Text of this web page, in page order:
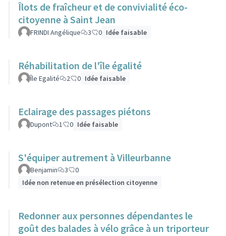
Îlots de fraîcheur et de convivialité éco-
citoyenne à Saint Jean
FRINDI Angélique 3 0 Idée faisable
Réhabilitation de l'île égalité
Île Egalité 2 0 Idée faisable
Eclairage des passages piétons
Dupont 1 0 Idée faisable
S'équiper autrement à Villeurbanne
Benjamin 3
0
Idée non retenue en présélection citoyenne
Redonner aux personnes dépendantes le
goût des balades à vélo grâce à un triporteur